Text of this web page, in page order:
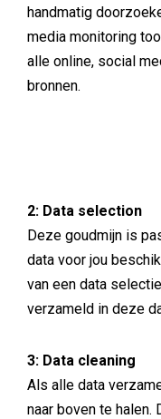
handmatig
media monitoring
alle online, social
bronnen.
2: Data selection
Deze goudmijn is
data voor jou
van een data
verzameld in deze
3: Data cleaning
Als alle data
naar boven te